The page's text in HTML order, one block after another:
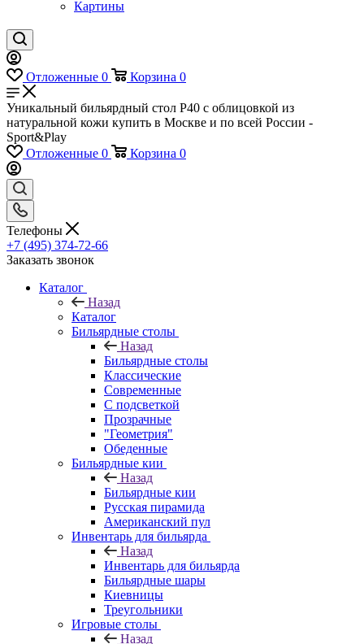
Картины
Отложенные 0 Корзина 0
Уникальный бильярдный стол P40 с облицовкой из
натуральной кожи купить в Москве и по всей России -
Sport&Play
Отложенные 0 Корзина 0
Телефоны
+7 (495) 374-72-66
Заказать звонок
Каталог
Назад
Каталог
Бильярдные столы
Назад
Бильярдные столы
Классические
Современные
С подсветкой
Прозрачные
"Геометрия"
Обеденные
Бильярдные кии
Назад
Бильярдные кии
Русская пирамида
Американский пул
Инвентарь для бильярда
Назад
Инвентарь для бильярда
Бильярдные шары
Киевницы
Треугольники
Игровые столы
Назад